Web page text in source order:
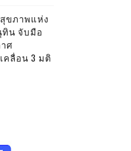
ขภาพแห่ง
ทิน จับมือ
ศ
คลื่อน 3 มติ